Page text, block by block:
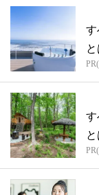
す
す